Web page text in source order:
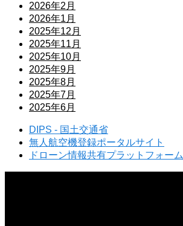
2026年2月
2026年1月
2025年12月
2025年11月
2025年10月
2025年9月
2025年8月
2025年7月
2025年6月
DIPS - 国土交通省
無人航空機登録ポータルサイト
ドローン情報共有プラットフォーム